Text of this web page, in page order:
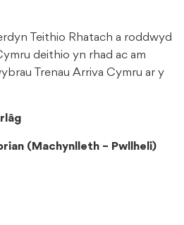
Teithio Rhatach a roddwyd
deithio yn rhad ac am
Trenau Arriva Cymru ar y
(Machynlleth – Pwllheli)